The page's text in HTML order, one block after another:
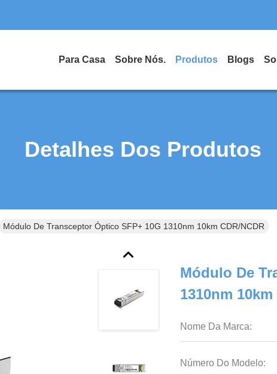
Para Casa Sobre Nós. Produtos Blogs
Detalhes Dos Produtos
Módulo De Transceptor Óptico SFP+ 10G 1310nm 10km CDR/NCDR
Módulo De
1310nm 10km
Nome Da Marca:
Número Do Modelo: